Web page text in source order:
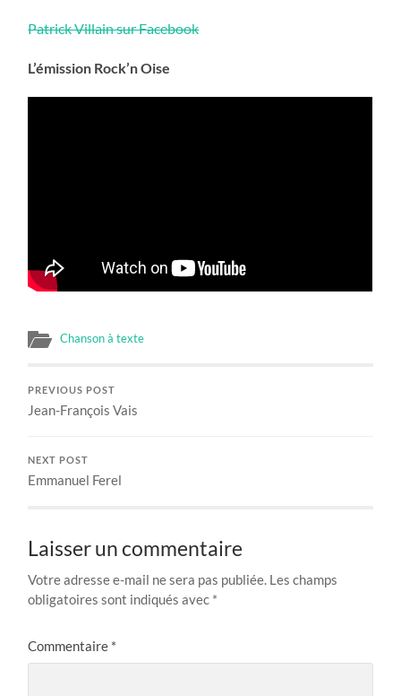
Patrick Villain sur Facebook
L’émission Rock’n Oise
Chanson à texte
PREVIOUS POST
Jean-François Vais
NEXT POST
Emmanuel Ferel
Laisser un commentaire
Votre adresse e-mail ne sera pas publiée. Les champs
obligatoires sont indiqués avec *
Commentaire *